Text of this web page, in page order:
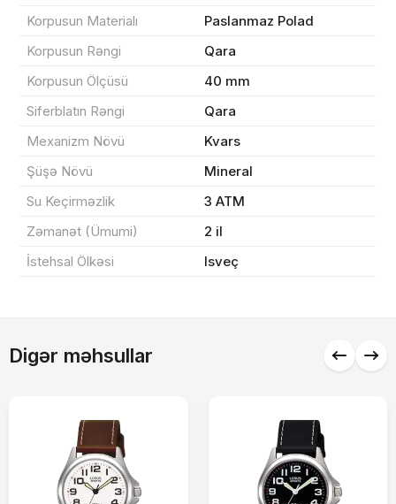
Korpusun Materialı
Paslanmaz Polad
Korpusun Rəngi
Qara
Korpusun Ölçüsü
40 mm
Siferblatın Rəngi
Qara
Mexanizm Növü
Kvars
Şüşə Növü
Mineral
Su Keçirməzlik
3 ATM
Zəmanət (Ümumi)
2 il
İstehsal Ölkəsi
Isveç
Digər məhsullar
Məhsul toplam
Endirim
Çatdırılma